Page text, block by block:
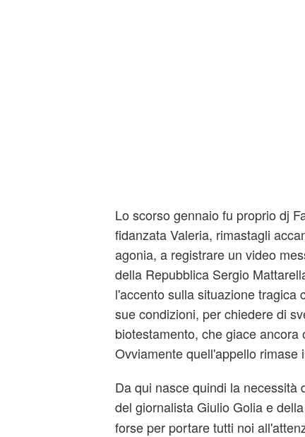
Lo scorso gennaio fu proprio dj
fidanzata Valeria, rimastagli
agonia, a registrare un video
della Repubblica Sergio
l'accento sulla situazione tragica
sue condizioni, per chiedere di
biotestamento, che giace ancora
Ovviamente quell'appello rimase
Da qui nasce quindi la necessità
del giornalista Giulio Golia e
forse per portare tutti noi